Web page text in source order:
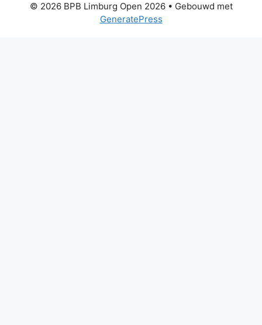
© 2026 BPB Limburg Open 2026• Gebouwd met
GeneratePress